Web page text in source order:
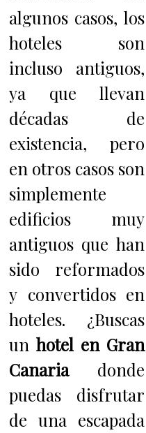
algunos casos, los
hoteles son
incluso antiguos,
ya que llevan
décadas de
existencia, pero
en otros casos son
simplemente
edificios muy
antiguos que han
sido reformados
y convertidos en
hoteles. ¿Buscas
unhotel en Gran
Canariadonde
puedas disfrutar
de una escapada